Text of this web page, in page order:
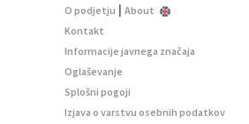
O podjetju | About
Kontakt
Informacije javnega značaja
Oglaševanje
Splošni pogoji
Izjava o varstvu osebnih podatkov